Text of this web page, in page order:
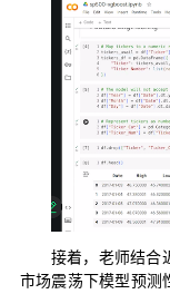
接着，老师结合
市场震荡下模型预测